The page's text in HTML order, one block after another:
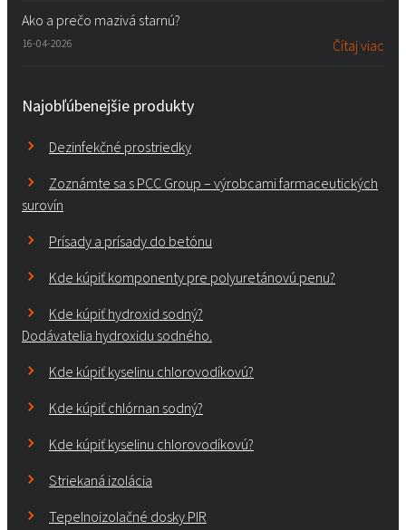
Ako a prečo mazivá starnú?
16-04-2026 Čítaj viac
Najobľúbenejšie produkty
Dezinfekčné prostriedky
Zoznámte sa s PCC Group – výrobcami farmaceutických
surovín
Prísady a prísady do betónu
Kde kúpiť komponenty pre polyuretánovú penu?
Kde kúpiť hydroxid sodný?
Dodávatelia hydroxidu sodného.
Kde kúpiť kyselinu chlorovodíkovú?
Kde kúpiť chlórnan sodný?
Kde kúpiť kyselinu chlorovodíkovú?
Striekaná izolácia
Tepelnoizolačné dosky PIR